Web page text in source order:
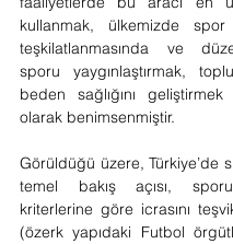
kullanmak, ülkemizde spor
teşkilatlanmasında ve
sporu yaygınlaştırmak,
beden sağlığını
olarak benimsenmiştir.
Görüldüğü üzere, Türkiye’de
temel bakış açısı,
kriterlerine göre icrasını
(özerk yapıdaki Futbol